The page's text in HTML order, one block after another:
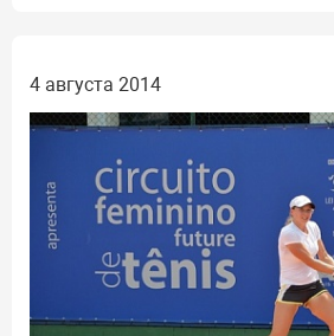
4 августа 2014